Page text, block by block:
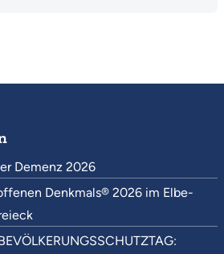
Demenz 2026
Denkmals® 2026 im Elbe-